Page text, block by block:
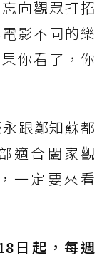
向觀眾打招
影不同的樂
你看了，你
跟鄭知蘇都
適合闔家觀
一定要來看
日起，每週